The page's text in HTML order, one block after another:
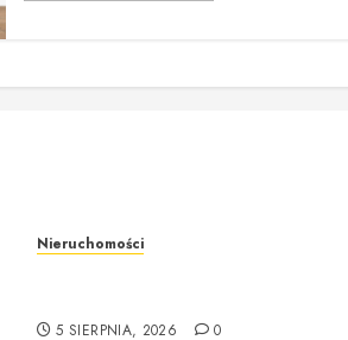
Nieruchomości
5 SIERPNIA, 2026 0